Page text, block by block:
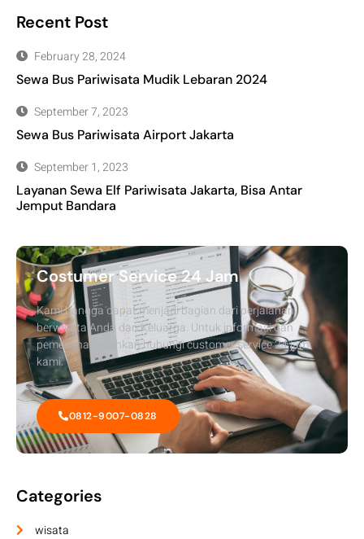
Recent Post
February 28, 2024
Sewa Bus Pariwisata Mudik Lebaran 2024
September 7, 2023
Sewa Bus Pariwisata Airport Jakarta
September 1, 2023
Layanan Sewa Elf Pariwisata Jakarta, Bisa Antar
Jemput Bandara
Costumer Service 24 Jam
Kami bangga dapat menjadi bagian dari perjalanan
berwisata Anda dan Keluarga. Untuk informasi dan
pemesanan silahkan hubungi customer service 24 jam
kami.
0812-9007-0828
Categories
wisata